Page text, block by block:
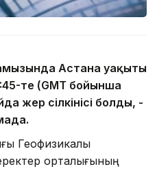
Астана уақыты
те (GMT бойынша
жер сілкінісі болды, -
Геофизикалық
орталығының